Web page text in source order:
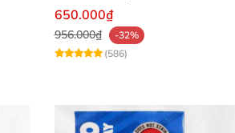
Hệ
650.000₫
956.000₫
-32%
(586)